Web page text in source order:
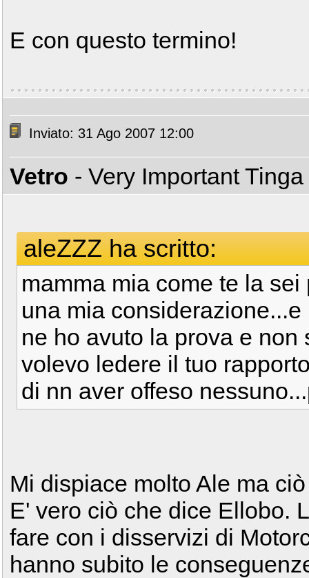
E con questo termino!
Inviato: 31 Ago 2007 12:00
Vetro - Very Important Tinga
aleZZZ ha scritto:
mamma mia come te la
una mia
ne ho avuto la prova e
volevo ledere il tuo
di nn aver offeso
Mi dispiace molto Ale ma
E' vero ciò che dice Ellobo.
fare con i disservizi di
hanno subito le